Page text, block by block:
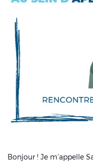
Bonjour ! Je m'appelle